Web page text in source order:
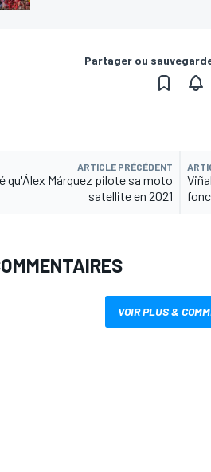
Partager ou
ARTICLE PRÉCÉDENT
qu'Álex Márquez pilote sa moto
satellite en 2021
VOIR PLUS &